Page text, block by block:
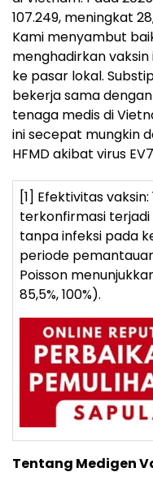
107.249, meningkat
Kami menyambut
menghadirkan
ke pasar lokal.
bekerja sama
tenaga medis di
ini secepat mungkin
HFMD akibat virus
[1] Efektivitas vaksin:
terkonfirmasi
tanpa infeksi pada
periode
Poisson
85,5%, 100%).
Tentang Medigen